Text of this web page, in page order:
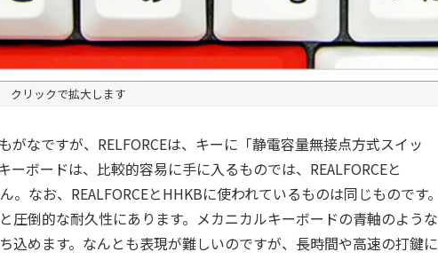
クリックで拡大します
なですが、RELFORCEは、キーに「静電容量無接点方式スイッ
ボードは、比較的容易に手に入るものでは、REALFORCEと
なお、REALFORCEとHHKBに使われているものは同じものです。
圧倒的な耐久性にあります。メカニカルキーボードの青軸のような
込めます。なんとも表現が難しいのですが、長時間や高速の打鍵に